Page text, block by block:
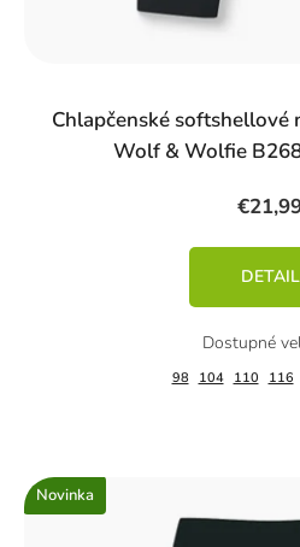
Chlapčenské softshellové
Wolf & Wolfie
DETAIL
98 104 110 116
Novinka